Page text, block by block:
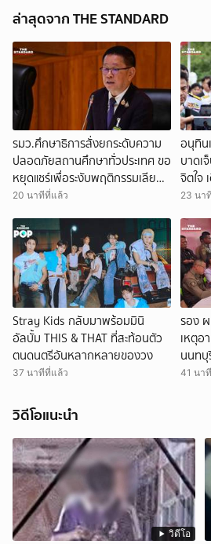
ล่าสุดจาก THE STANDARD
รมว.ศึกษาธิการสั่งยกระดับความ
ปลอดภัยสถานศึกษาทั่วประเทศ ขอ
หยุดแชร์เพื่อระงับพฤติกรรมเลียน
แบบ หลังเหตุยิงในโรงเรียน
20 นาทีที่แล้ว
อนุทิน
บาดเ
จิตใจ
ผู้ปกค
23 นา
Stray Kids กลับมาพร้อมมินิ
อัลบั้ม THIS & THAT ที่สะท้อนตัว
ตนดนตรีอันหลากหลายของวง
37 นาทีที่แล้ว
รอง
เหตุอ
นนทบุ
41 นา
วิดีโอแนะนำ
วิดีโอ
ยกเลิก